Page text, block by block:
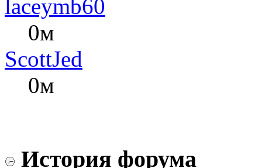
laceymb60
0м
ScottJed
0м
История форума